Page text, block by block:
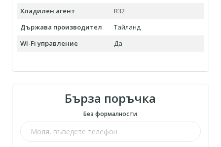
Бърза поръчка
Без формалности
Хладилен агент
R32
Държава производител
Тайланд
WI-Fi управление
Да